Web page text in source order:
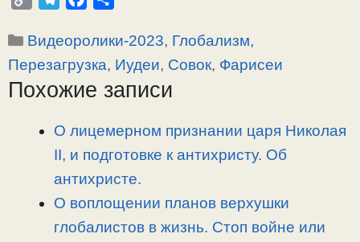
p
y
L
l
e
g
a
c
e
b
п
р
а
Рубрики
Видеоролики-2023, Глобализм,
Перезагрузка, Иудеи, Совок, Фарисеи
Похожие записи
О лицемерном признании царя Николая
II, и подготовке к антихристу. Об
антихристе.
О воплощении планов верхушки
глобалистов в жизнь. Стоп войне или